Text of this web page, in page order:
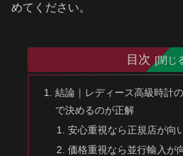
めてください。
目次
結論｜レディース高級時計
で決めるのが正解
安心重視なら正規店が向
価格重視なら並行輸入が